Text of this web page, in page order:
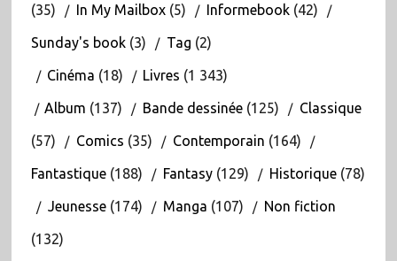
(35) In My Mailbox(5) Informebook(42)
Sunday's book(3) Tag (2)
Cinéma (18) Livres (1 343)
Album (137) Bande dessinée(125) Classique
(57) Comics (35) Contemporain (164)
Fantastique(188) Fantasy(129) Historique(78)
Jeunesse(174) Manga (107) Non fiction
(132)